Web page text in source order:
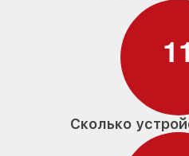
11
Сколько